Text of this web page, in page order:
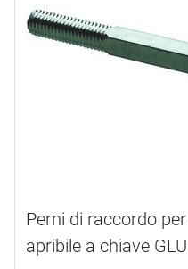
Perni di raccordo
apribile a chiave